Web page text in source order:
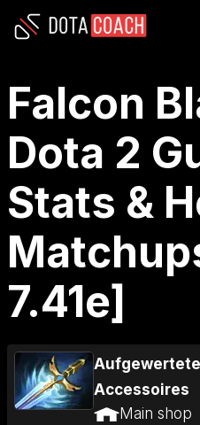
Falcon
Dota 2
Stats &
7.41e]
Accessoires
Main shop